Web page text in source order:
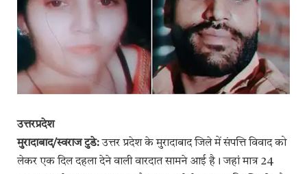
उत्तरप्रदेश
मुरादाबाद/स्वराज टुडे:उत्तर प्रदेश के मुरादाबाद जिले में संपत्ति विवाद को
लेकर एक दिल दहला देने वाली वारदात सामने आई है। जहां मात्र 24